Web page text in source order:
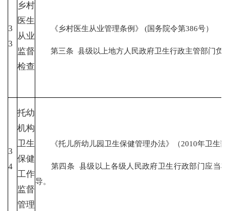
3
3
乡村
医生
从业
监督
检查
《乡村医生从业管理条例》 (国
第三条 县级以上地方人民政府卫生行政主管部门负
3
4
托幼
机构
卫生
保健
工作
监督
管理
《托儿所幼儿园卫生保健管理办法》（2010年卫生部
第四条 县级以上各级人民政府卫生行政部门应当将
导。